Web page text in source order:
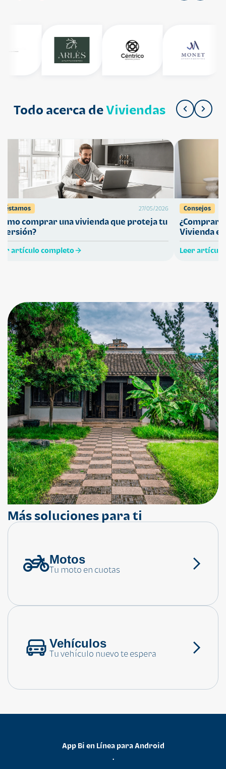
Todo acerca deViviendas
27/05/2026
comprar una vivienda que proteja tu
artículo completo
Consejos
¿Comprar
Vivienda
Leer
¿Necesitas ayuda?
Más soluciones para ti
Motos
Tu moto en cuotas
Vehículos
Tu vehículo nuevo te espera
App Bi en Línea para Android
•